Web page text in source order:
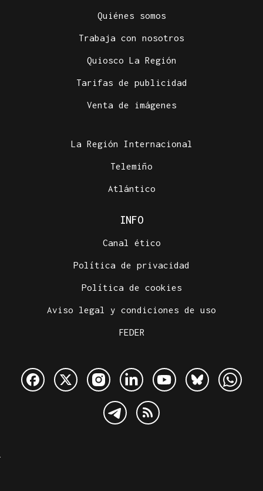
Quiénes somos
Trabaja con nosotros
Quiosco La Región
Tarifas de publicidad
Venta de imágenes
La Región Internacional
Telemiño
Atlántico
INFO
Canal ético
Política de privacidad
Política de cookies
Aviso legal y condiciones de uso
FEDER